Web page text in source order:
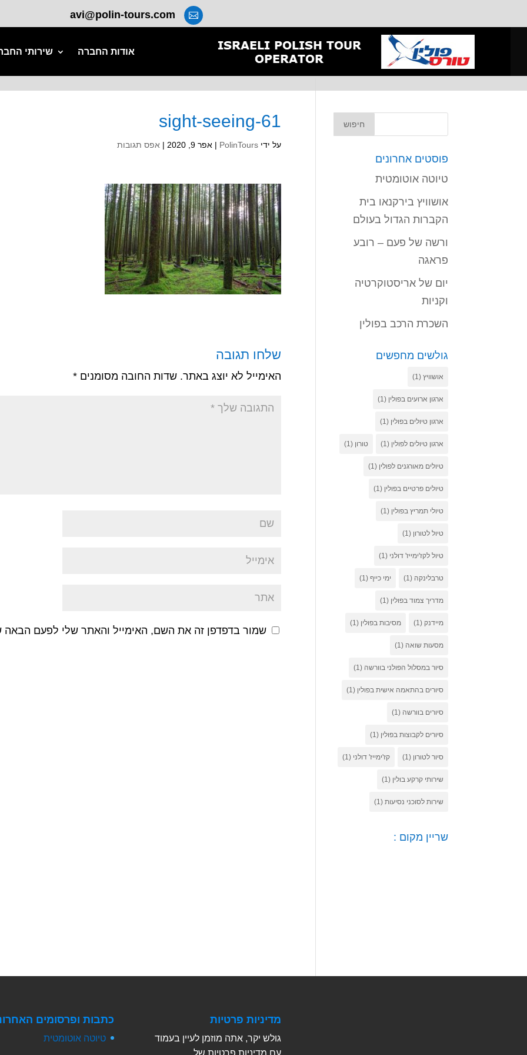

avi@polin-tours.com
אודות החברה שירותי
sight-seeing-61
על ידי PolinTours
| אפר 9, 2020 | אפס תגובות
שלחו תגובה
האימייל לא יוצג באתר. שדות החובה מסומנים *
שמור בדפדפן זה את השם, האימייל והאתר שלי לפעם הבאה
פוסטים אחרונים
טיוטה אוטומטית
אושוויץ בירקנאו בית
הקברות הגדול בעולם
ורשה של פעם – רובע
פראגה
יום של אריסטוקרטיה
וקניות
השכרת הרכב בפולין
גולשים מחפשים
אושוויץ (1)
ארגון ארועים בפולין (1)
ארגון טיולים בפולין (1)
ארגון טיולים לפולין (1) טורון (1)
טיולים מאורגנים לפולין (1)
טיולים פרטיים בפולין (1)
טיולי תמריץ בפולין (1)
טיול לטורון (1)
טיול לקז'ימייז' דולני (1)
טרבלינקה (1) ימי כייף (1)
מדריך צמוד בפולין (1)
מיידנק (1) מסיבות בפולין (1)
מסעות שואה (1)
סיור במסלול הפולני בוורשה (1)
סיורים בהתאמה אישית בפולין (1)
סיורים בוורשה (1)
סיורים לקבוצות בפולין (1)
סיור לטורון (1) קז'ימייז' דולני (1)
שירותי קרקע בולין (1)
שירות לסוכני נסיעות (1)
שריין מקום :
כתבות ופרסומים
טיוטה אוטומטית
מדיניות פרטיות
גולש יקר, אתה מוזמן לעיין בעמוד
עם מדיניות פרטיות של